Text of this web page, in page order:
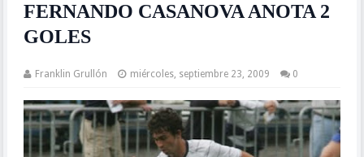
FERNANDO CASANOVA ANOTA 2
GOLES
Franklin Grullón miércoles, septiembre 23, 2009 0